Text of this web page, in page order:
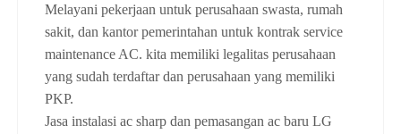
Melayani pekerjaan untuk perusahaan swasta, rumah
sakit, dan kantor pemerintahan untuk kontrak service
maintenance AC. kita memiliki legalitas perusahaan
yang sudah terdaftar dan perusahaan yang memiliki
PKP.
Jasa instalasi ac sharp dan pemasangan ac baru LG